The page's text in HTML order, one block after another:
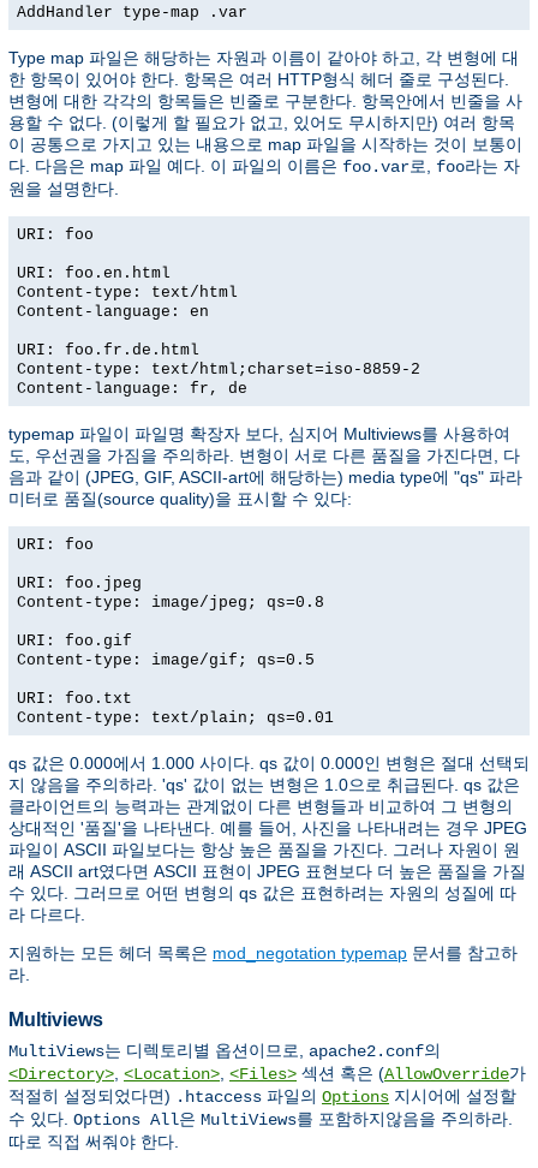
AddHandler type-map .var
Type map 파일은 해당하는 자원과 이름이 같아야 하고, 각 변형에 대
한 항목이 있어야 한다. 항목은 여러 HTTP형식 헤더 줄로 구성된다.
변형에 대한 각각의 항목들은 빈줄로 구분한다. 항목안에서 빈줄을 사
용할 수 없다. (이렇게 할 필요가 없고, 있어도 무시하지만) 여러 항목
이 공통으로 가지고 있는 내용으로 map 파일을 시작하는 것이 보통이
다. 다음은 map 파일 예다. 이 파일의 이름은 foo.var로, foo라는 자
원을 설명한다.
URI: foo
URI: foo.en.html
Content-type: text/html
Content-language: en
URI: foo.fr.de.html
Content-type: text/html;charset=iso-8859-2
Content-language: fr, de
typemap 파일이 파일명 확장자 보다, 심지어 Multiviews를 사용하여
도, 우선권을 가짐을 주의하라. 변형이 서로 다른 품질을 가진다면, 다
음과 같이 (JPEG, GIF, ASCII-art에 해당하는) media type에 "qs" 파라
미터로 품질(source quality)을 표시할 수 있다:
URI: foo
URI: foo.jpeg
Content-type: image/jpeg; qs=0.8
URI: foo.gif
Content-type: image/gif; qs=0.5
URI: foo.txt
Content-type: text/plain; qs=0.01
qs 값은 0.000에서 1.000 사이다. qs 값이 0.000인 변형은 절대 선택되
지 않음을 주의하라. 'qs' 값이 없는 변형은 1.0으로 취급된다. qs 값은
클라이언트의 능력과는 관계없이 다른 변형들과 비교하여 그 변형의
상대적인 '품질'을 나타낸다. 예를 들어, 사진을 나타내려는 경우 JPEG
파일이 ASCII 파일보다는 항상 높은 품질을 가진다. 그러나 자원이 원
래 ASCII art였다면 ASCII 표현이 JPEG 표현보다 더 높은 품질을 가질
수 있다. 그러므로 어떤 변형의 qs 값은 표현하려는 자원의 성질에 따
라 다르다.
지원하는 모든 헤더 목록은 mod_negotation typemap 문서를 참고하
라.
Multiviews
MultiViews는 디렉토리별 옵션이므로, apache2.conf의
<Directory> <Location> <Files> 섹션 혹은 (AllowOverride가
적절히 설정되었다면) .htaccess 파일의 Options 지시어에 설정할
수 있다. Options All은 MultiViews를 포함하지않음을 주의하라.
따로 직접 써줘야 한다.